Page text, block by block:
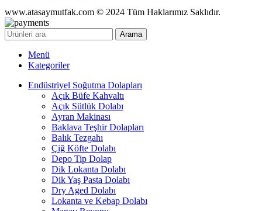
www.atasaymutfak.com © 2024 Tüm Haklarımız Saklıdır.
Arama
Menü
Kategoriler
Endüstriyel Soğutma Dolapları
Açık Büfe Kahvaltı
Açık Sütlük Dolabı
Ayran Makinası
Baklava Teşhir Dolapları
Balık Tezgahı
Çiğ Köfte Dolabı
Depo Tip Dolap
Dik Lokanta Dolabı
Dik Yaş Pasta Dolabı
Dry Aged Dolabı
Lokanta ve Kebap Dolabı